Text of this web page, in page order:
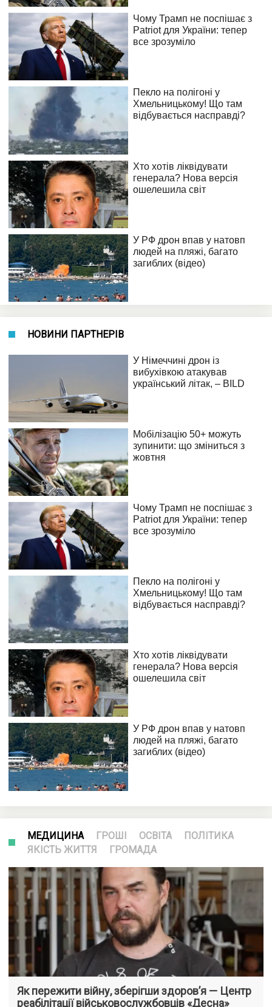
НОВИНИ ПАРТНЕРІВ
МЕДИЦИНА ГРОШІ ОСВІТА
ПОЛІТИКА
ЯКІСТЬ ЖИТТЯ
ГРОМАДА
Як пережити війну, зберігши здоров’я — Центр
реабілітації військовослужбовців «Десна»